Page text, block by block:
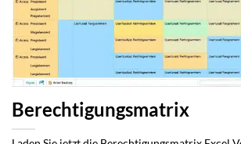
Berechtigungsmatrix